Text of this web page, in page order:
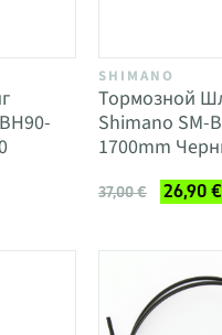
SHIMANO
Тормозной
Shimano SM-
1700mm
37,00 € 26,90 €